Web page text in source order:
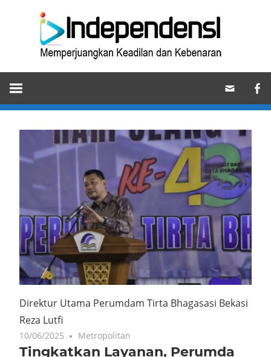
Memperjuangkan
Keadilan
dan
Kebenaran
Direktur Utama Perumdam Tirta Bhagasasi Bekasi
Reza Lutfi
10/06/2025 Metropolitan
Tingkatkan Layanan, Perumda